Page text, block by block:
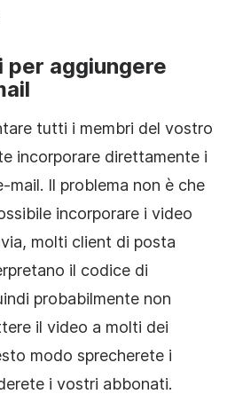
per aggiungere
tutti i membri del vostro
incorporare direttamente i
mail. Il problema non è che
incorporare i video
molti client di posta
il codice di
probabilmente non
il video a molti dei
modo sprecherete i
i vostri abbonati.